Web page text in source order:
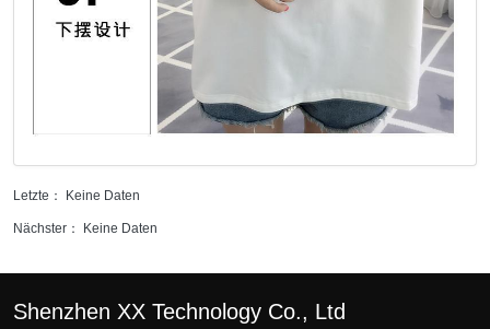
Letzte： Keine Daten
Nächster： Keine Daten
Shenzhen XX Technology Co., Ltd